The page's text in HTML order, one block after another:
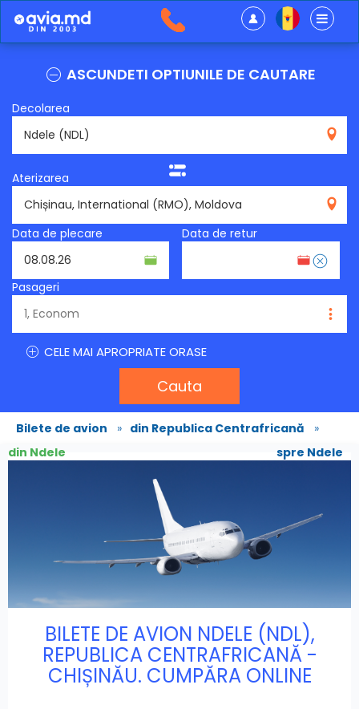
ASCUNDETI OPTIUNILE DE CAUTARE
Decolarea
Aterizarea
Data de plecare
Data de retur
Pasageri
CELE MAI APROPRIATE ORASE
Cauta
Bilete de avion » din Republica Centrafricană »
din Ndele
spre Ndele
BILETE DE AVION NDELE (NDL),
REPUBLICA CENTRAFRICANĂ -
CHIȘINĂU. CUMPĂRA ONLINE